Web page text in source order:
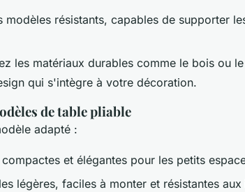
modèles résistants, capables de supporter
les matériaux durables comme le bois ou
qui s'intègre à votre décoration.
de table pliable
adapté :
et élégantes pour les petits
légères, faciles à monter et résistantes aux